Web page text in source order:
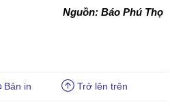
Nguồn: Báo Phú Thọ
Bản in Trở lên trên